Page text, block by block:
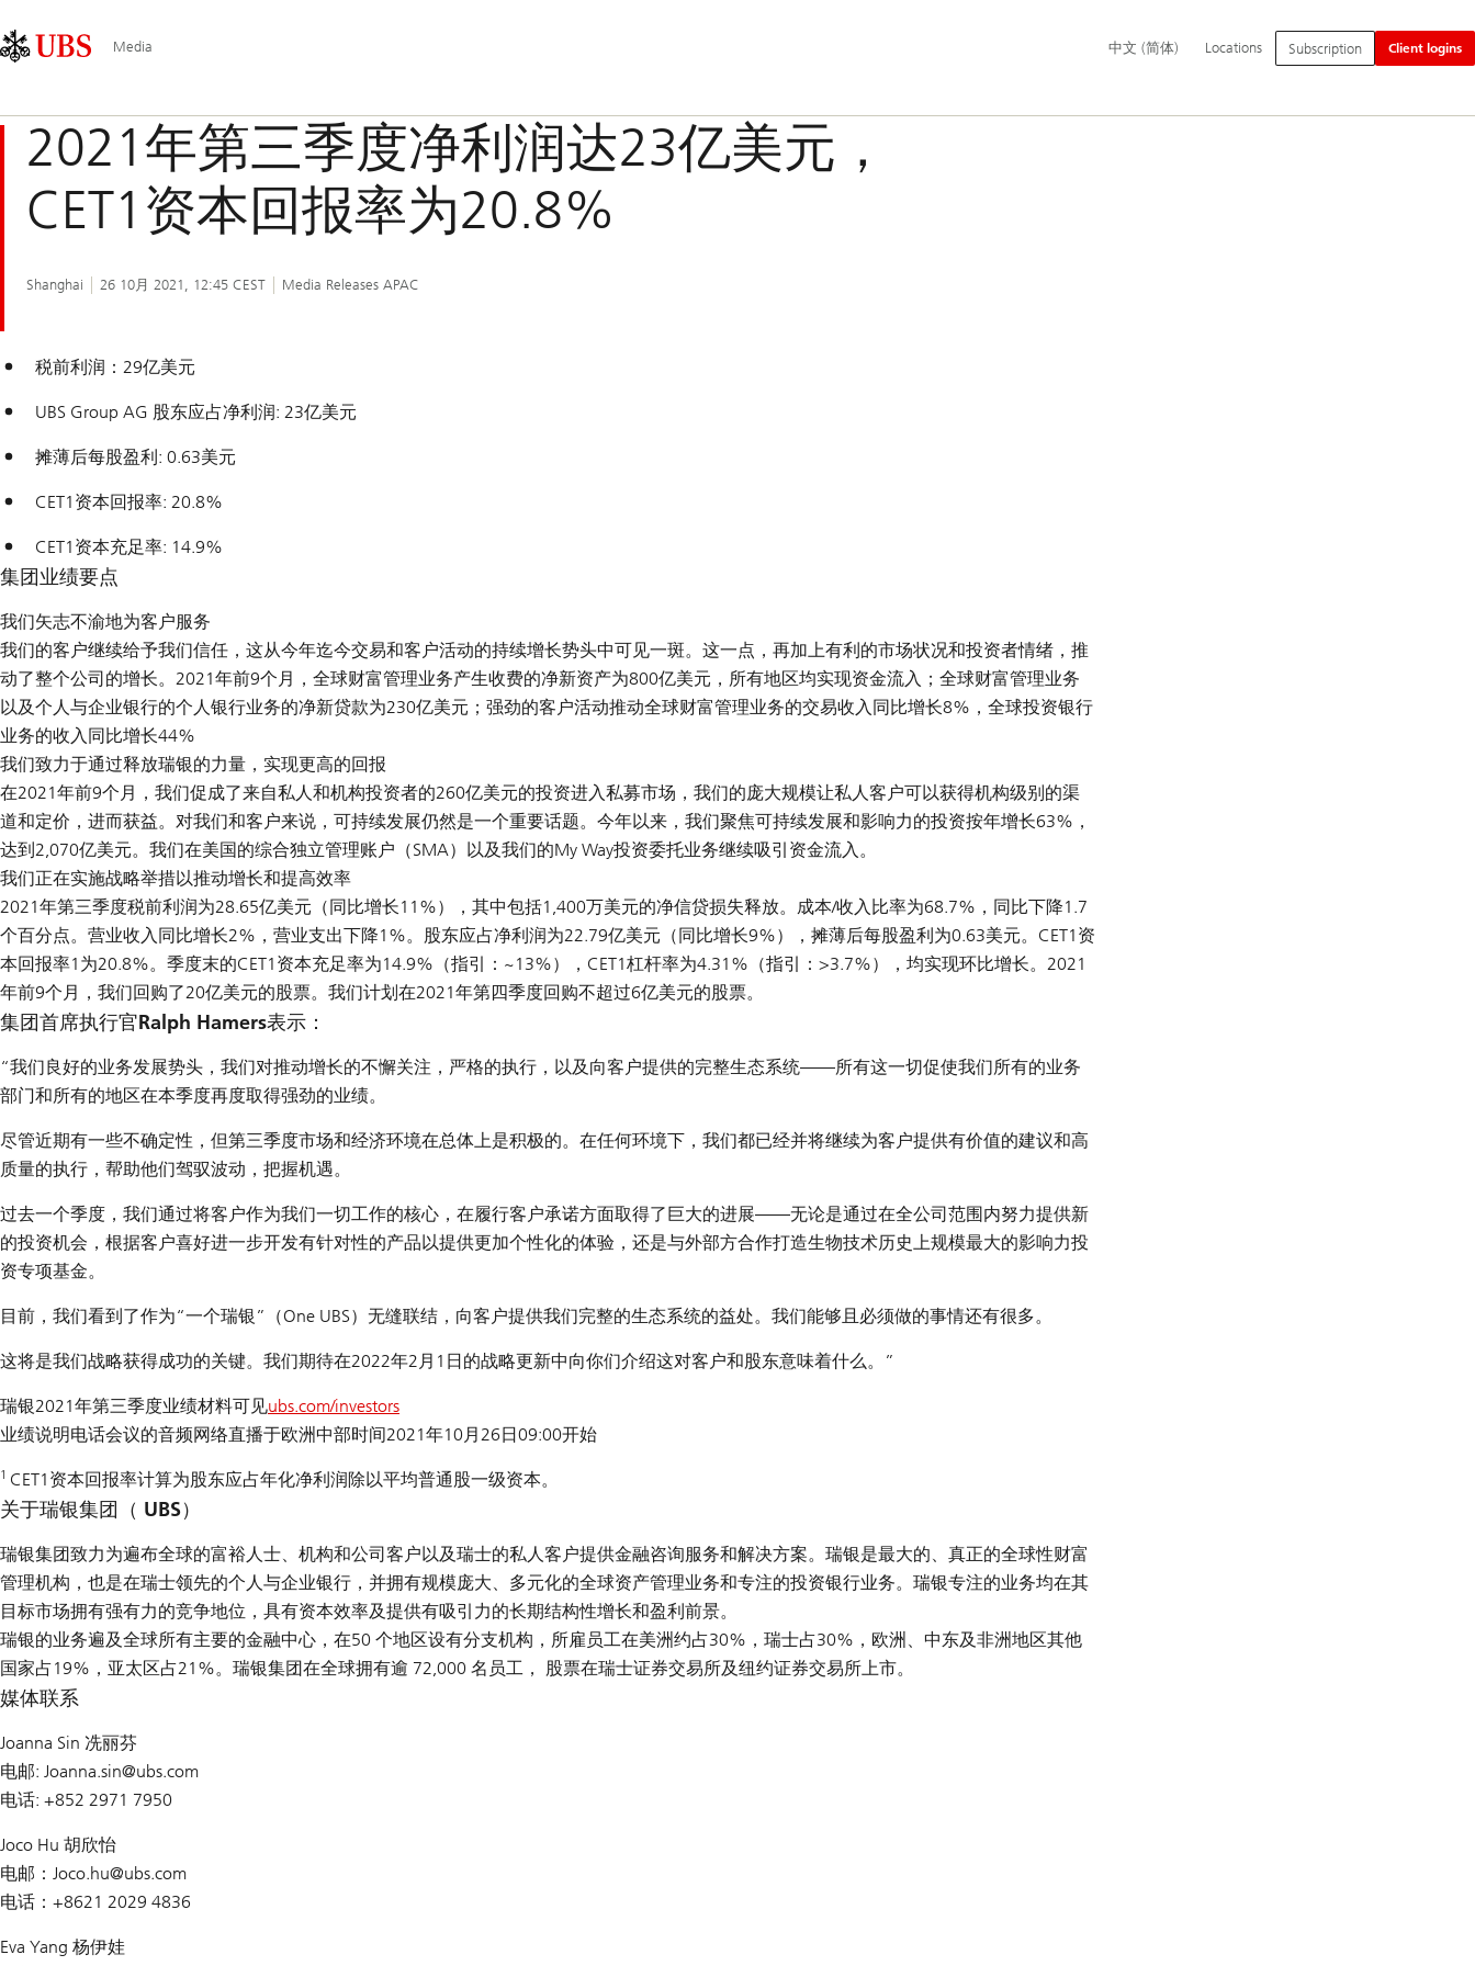
Area
Navigation
Media
Additional
language
Switch
中
中文 (简体) Locations Subscription Client logins
2021年第三季度净利润达23亿美元，
CET1资本回报率为20.8%
Shanghai 26 10月 2021, 12:45 CEST Media Releases APAC
税前利润：29亿美元
UBS Group AG 股东应占净利润: 23亿美元
摊薄后每股盈利: 0.63美元
CET1资本回报率: 20.8%
CET1资本充足率: 14.9%
集团业绩要点
我们矢志不渝地为客户服务
我们的客户继续给予我们信任，这从今年迄今交易和客户活动的持续增长势头中可见一斑。这一点，再加上有利的市场状况和投资者情绪，推
动了整个公司的增长。2021年前9个月，全球财富管理业务产生收费的净新资产为800亿美元，所有地区均实现资金流入；全球财富管理业务
以及个人与企业银行的个人银行业务的净新贷款为230亿美元；强劲的客户活动推动全球财富管理业务的交易收入同比增长8%，全球投资银行
业务的收入同比增长44%
我们致力于通过释放瑞银的力量，实现更高的回报
在2021年前9个月，我们促成了来自私人和机构投资者的260亿美元的投资进入私募市场，我们的庞大规模让私人客户可以获得机构级别的渠
道和定价，进而获益。对我们和客户来说，可持续发展仍然是一个重要话题。今年以来，我们聚焦可持续发展和影响力的投资按年增长63%，
达到2,070亿美元。我们在美国的综合独立管理账户（SMA）以及我们的My Way投资委托业务继续吸引资金流入。
我们正在实施战略举措以推动增长和提高效率
2021年第三季度税前利润为28.65亿美元（同比增长11%），其中包括1,400万美元的净信贷损失释放。成本/收入比率为68.7%，同比下降1.7
个百分点。营业收入同比增长2%，营业支出下降1%。股东应占净利润为22.79亿美元（同比增长9%），摊薄后每股盈利为0.63美元。CET1资
本回报率1为20.8%。季度末的CET1资本充足率为14.9%（指引：~13%），CET1杠杆率为4.31%（指引：>3.7%），均实现环比增长。2021
年前9个月，我们回购了20亿美元的股票。我们计划在2021年第四季度回购不超过6亿美元的股票。
集团首席执行官Ralph Hamers表示：
“我们良好的业务发展势头，我们对推动增长的不懈关注，严格的执行，以及向客户提供的完整生态系统——所有这一切促使我们所有的业务
部门和所有的地区在本季度再度取得强劲的业绩。
尽管近期有一些不确定性，但第三季度市场和经济环境在总体上是积极的。在任何环境下，我们都已经并将继续为客户提供有价值的建议和高
质量的执行，帮助他们驾驭波动，把握机遇。
过去一个季度，我们通过将客户作为我们一切工作的核心，在履行客户承诺方面取得了巨大的进展——无论是通过在全公司范围内努力提供新
的投资机会，根据客户喜好进一步开发有针对性的产品以提供更加个性化的体验，还是与外部方合作打造生物技术历史上规模最大的影响力投
资专项基金。
目前，我们看到了作为“一个瑞银”（One UBS）无缝联结，向客户提供我们完整的生态系统的益处。我们能够且必须做的事情还有很多。
这将是我们战略获得成功的关键。我们期待在2022年2月1日的战略更新中向你们介绍这对客户和股东意味着什么。”
瑞银2021年第三季度业绩材料可见ubs.com/investors
业绩说明电话会议的音频网络直播于欧洲中部时间2021年10月26日09:00开始
1 CET1资本回报率计算为股东应占年化净利润除以平均普通股一级资本。
关于瑞银集团（ UBS）
瑞银集团致力为遍布全球的富裕人士、机构和公司客户以及瑞士的私人客户提供金融咨询服务和解决方案。瑞银是最大的、真正的全球性财富
管理机构，也是在瑞士领先的个人与企业银行，并拥有规模庞大、多元化的全球资产管理业务和专注的投资银行业务。瑞银专注的业务均在其
目标市场拥有强有力的竞争地位，具有资本效率及提供有吸引力的长期结构性增长和盈利前景。
瑞银的业务遍及全球所有主要的金融中心，在50 个地区设有分支机构，所雇员工在美洲约占30%，瑞士占30%，欧洲、中东及非洲地区其他
国家占19%，亚太区占21%。瑞银集团在全球拥有逾 72,000 名员工， 股票在瑞士证券交易所及纽约证券交易所上市。
媒体联系
Joanna Sin 冼丽芬
电邮: Joanna.sin@ubs.com
电话: +852 2971 7950
Joco Hu 胡欣怡
电邮：Joco.hu@ubs.com
电话：+8621 2029 4836
Eva Yang 杨伊娃